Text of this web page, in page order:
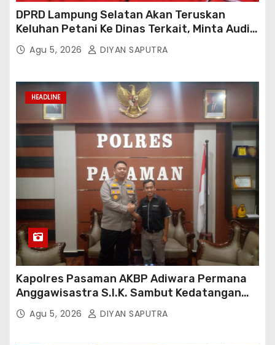
DPRD Lampung Selatan Akan Teruskan
Keluhan Petani Ke Dinas Terkait, Minta Audit
Penyaluran Pupuk Bersubsidi Di Desa Budi
Lestari
Agu 5, 2026 DIYAN SAPUTRA
HEADLINE
Kapolres Pasaman AKBP Adiwara Permana
Anggawisastra S.I.K. Sambut Kedatangan
Kepala Cakrawala Tv Sumatera Barat
Agu 5, 2026 DIYAN SAPUTRA